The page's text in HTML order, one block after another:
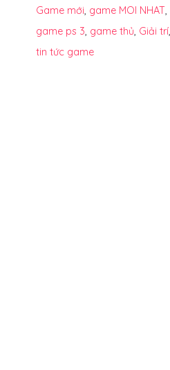
Game mới game MOI NHAT
game ps 3 game thủ Giải trí
tin tức game